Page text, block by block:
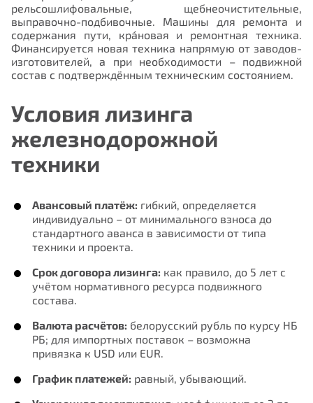
рельсошлифовальные, щебнеочистительные,
выправочно-подбивочные. Машины для ремонта и
содержания пути, кра́новая и ремонтная техника.
Финансируется новая техника напрямую от заводов-
изготовителей, а при необходимости – подвижной
состав с подтверждённым техническим состоянием.
Условия лизинга
железнодорожной
техники
Авансовый платёж: гибкий, определяется
индивидуально – от минимального взноса до
стандартного аванса в зависимости от типа
техники и проекта.
Срок договора лизинга: как правило, до 5 лет с
учётом нормативного ресурса подвижного
состава.
Валюта расчётов: белорусский рубль по курсу НБ
РБ; для импортных поставок – возможна
привязка к USD или EUR.
График платежей: равный, убывающий.